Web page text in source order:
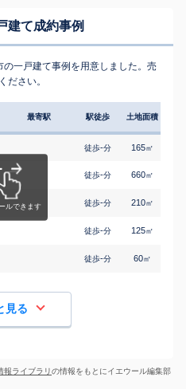
建て成約事例
一戸建て事例を用意しました。売
ださい。
最寄駅 駅徒歩 土地面積
徒歩-分 165㎡
徒歩-分 660㎡
徒歩-分 210㎡
徒歩-分 125㎡
徒歩-分 60㎡
見る
報ライブラリの情報をもとにイエウール編集部